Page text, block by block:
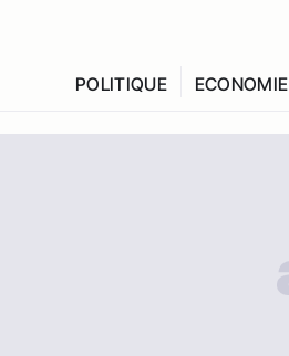
POLITIQUE ECONOMIE